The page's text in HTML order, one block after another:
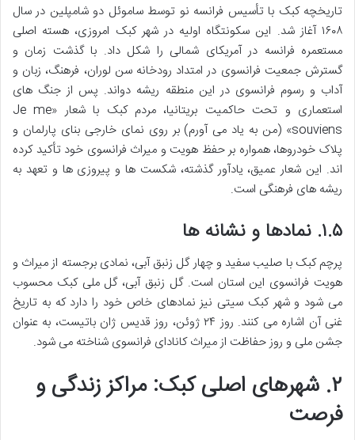
تاریخچه کبک با تأسیس فرانسه نو توسط ساموئل دو شامپلین در سال
۱۶۰۸ آغاز شد. این سکونتگاه اولیه در شهر کبک امروزی، هسته اصلی
مستعمره فرانسه در آمریکای شمالی را شکل داد. با گذشت زمان و
گسترش جمعیت فرانسوی در امتداد رودخانه سن لوران، فرهنگ، زبان و
آداب و رسوم فرانسوی در این منطقه ریشه دواند. پس از جنگ های
استعماری و تحت حاکمیت بریتانیا، مردم کبک با شعار «Je me
souviens» (من به یاد می آورم) بر روی نمای خارجی بنای پارلمان و
پلاک خودروها، همواره بر حفظ هویت و میراث فرانسوی خود تأکید کرده
اند. این شعار عمیق، یادآور گذشته، شکست ها و پیروزی ها و تعهد به
ریشه های فرهنگی است.
۱.۵. نمادها و نشانه ها
پرچم کبک با صلیب سفید و چهار گل زنبق آبی، نمادی برجسته از میراث و
هویت فرانسوی این استان است. گل زنبق آبی، گل ملی کبک محسوب
می شود و شهر کبک سیتی نیز نمادهای خاص خود را دارد که به تاریخ
غنی آن اشاره می کنند. روز ۲۴ ژوئن، روز قدیس ژان باتیست، به عنوان
جشن ملی و روز حفاظت از میراث کانادای فرانسوی شناخته می شود.
۲. شهرهای اصلی کبک: مراکز زندگی و
فرصت